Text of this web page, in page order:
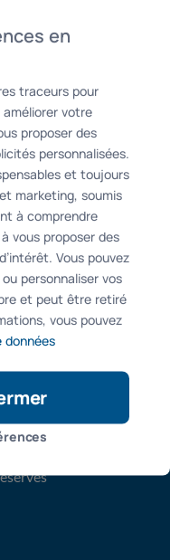
baies vitrées de
une
moderne en
adapté à la
d’obtenir une
pour
type d’extension
choisi Passion
de qualité, et
confiance !
en
traceurs pour
votre
proposer des
personnalisées.
et toujours
marketing, soumis
à comprendre
vous proposer des
Vous pouvez
personnaliser vos
et peut être retiré
vous pouvez
données